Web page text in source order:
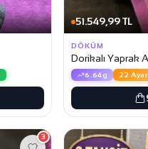
51.549,99 TL
DÖKÜM
Dorikalı Yaprak
6.64g 22 Ayar
3